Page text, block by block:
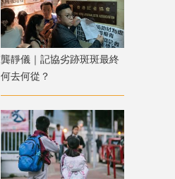
龔靜儀｜記協劣跡斑斑最終
何去何從？